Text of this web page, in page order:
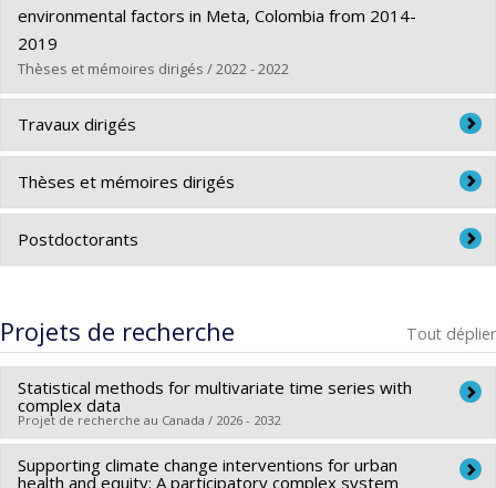
Cycle :Maîtrise
Diplôme obtenu :
Lien vers le document dans Papyrus
environmental factors in Meta, Colombia from 2014-
2019
Thèses et mémoires dirigés / 2022 - 2022
Diplômé(e) :Walker, Heather
Cycle :Maîtrise
Diplôme obtenu :M. Sc.
Lien vers le document dans Papyrus
Travaux dirigés
https://www.bouchrarnasri.com/current-hqp
Thèses et mémoires dirigés
https://www.bouchrarnasri.com/current-hqp
Postdoctorants
Projets de recherche Tout déplier
Statistical methods for multivariate time series with
complex data
Projet de recherche au Canada / 2026 - 2032
Chercheur principal : Bouchra Nasri
Supporting climate change interventions for urban
health and equity: A participatory complex system